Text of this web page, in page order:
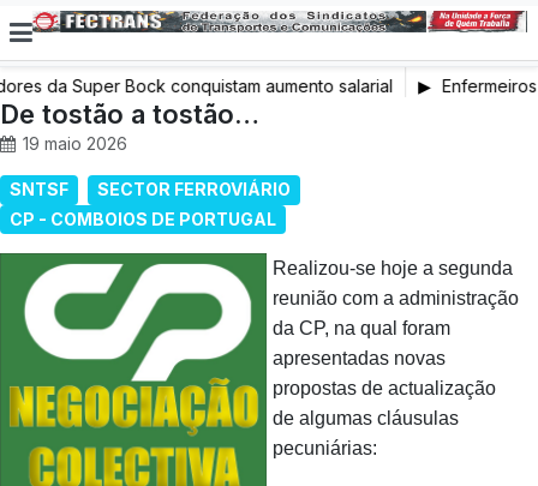
da Super Bock conquistam aumento salarial
De tostão a tostão…
19 maio 2026
SNTSF
SECTOR FERROVIÁRIO
CP - COMBOIOS DE PORTUGAL
Realizou‑se hoje a segunda
reunião com a administração
da CP, na qual foram
apresentadas novas
propostas de actualização
de algumas cláusulas
pecuniárias: